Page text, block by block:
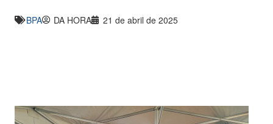
BPA DA HORA 21 de abril de 2025